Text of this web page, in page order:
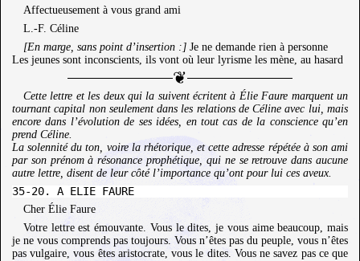
Affectueusement à vous grand ami
L.-F. Céline
[En marge, sans point d’insertion :] Je ne demande rien à personne
Les jeunes sont inconscients, ils vont où leur lyrisme les mène, au hasard
Cette lettre et les deux qui la suivent écritent à Élie Faure marquent un
tournant capital non seulement dans les relations de Céline avec lui, mais
encore dans l’évolution de ses idées, en tout cas de la conscience qu’en
prend Céline.
La solennité du ton, voire la rhétorique, et cette adresse répétée à son ami
par son prénom à résonance prophétique, qui ne se retrouve dans aucune
autre lettre, disent de leur côté l’importance qu’ont pour lui ces aveux.
Cher Élie Faure
Votre lettre est émouvante. Vous le dites, je vous aime beaucoup, mais
je ne vous comprends pas toujours. Vous n’êtes pas du peuple, vous n’êtes
pas vulgaire, vous êtes aristocrate, vous le dites. Vous ne savez pas ce que